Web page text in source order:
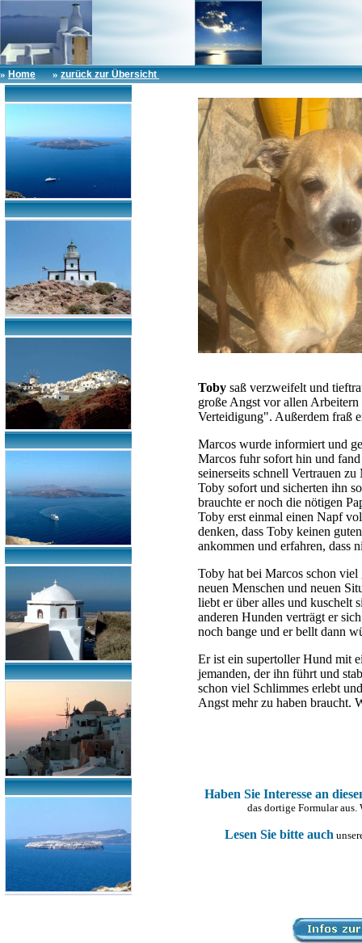
» Home »zurück zur Übersicht
Toby saß verzweifelt und
große Angst vor allen
Verteidigung". Außerdem fraß
Marcos wurde informiert und
Marcos fuhr sofort hin und
seinerseits schnell Vertrauen
Toby sofort und sicherten ihn
brauchte er noch die nötigen
Toby erst einmal einen Napf
denken, dass Toby keinen
ankommen und erfahren, dass
Toby hat bei Marcos schon viel
neuen Menschen und neuen
liebt er über alles und kuschelt
anderen Hunden verträgt er
noch bange und er bellt dann
Er ist ein supertoller Hund mit
jemanden, der ihn führt und
schon viel Schlimmes erlebt
Angst mehr zu haben braucht.
Haben Sie Interesse an
das dortige Formular
Lesen Sie bitte auch